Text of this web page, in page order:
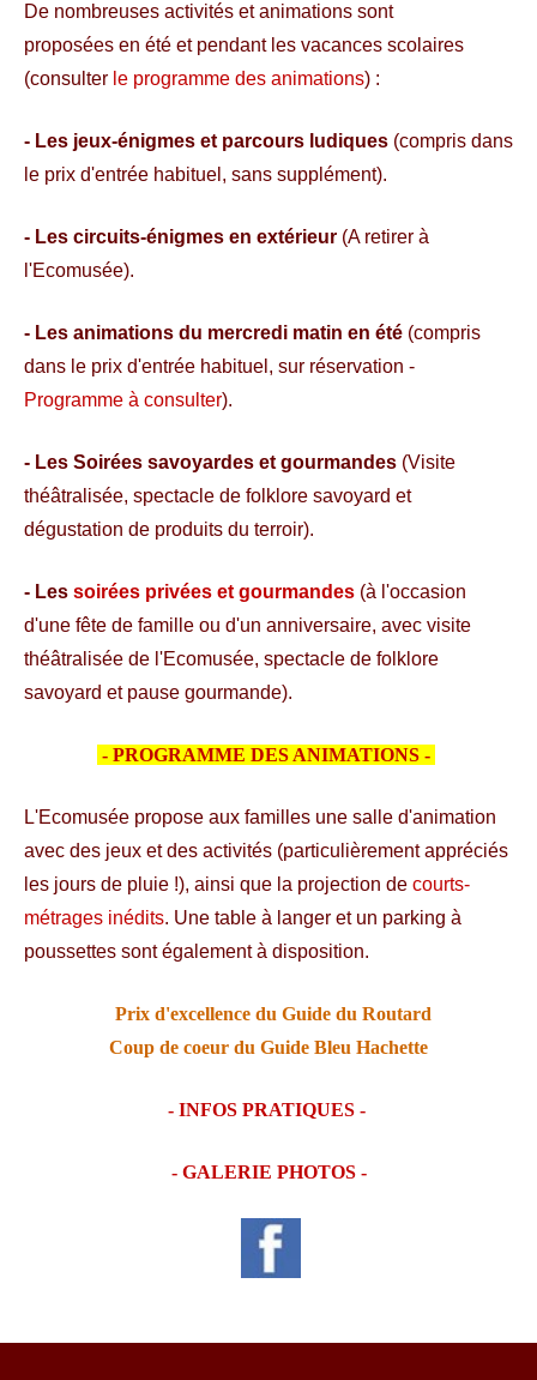
De nombreuses activités et animations sont
proposées en été et pendant les vacances scolaires
(consulter le programme des animations) :
- Les jeux-énigmes et parcours ludiques (compris dans
le prix d'entrée habituel, sans supplément).
- Les circuits-énigmes en extérieur (A retirer à
l'Ecomusée).
- Les animations du mercredi matin en été (compris
dans le prix d'entrée habituel, sur réservation -
Programme à consulter).
- Les Soirées savoyardes et gourmandes (Visite
théâtralisée, spectacle de folklore savoyard et
dégustation de produits du terroir).
- Les soirées privées et gourmandes (à l'occasion
d'une fête de famille ou d'un anniversaire, avec visite
théâtralisée de l'Ecomusée, spectacle de folklore
savoyard et pause gourmande).
- PROGRAMME DES ANIMATIONS -
L'Ecomusée propose aux familles une salle d'animation
avec des jeux et des activités (particulièrement appréciés
les jours de pluie !), ainsi que la projection de courts-
métrages inédits. Une table à langer et un parking à
poussettes sont également à disposition.
Prix d'excellence du Guide du Routard
Coup de coeur du Guide Bleu Hachette
- INFOS PRATIQUES -
- GALERIE PHOTOS -